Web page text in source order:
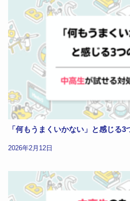
「何もうまくいかない」と感じる
2026年2月12日